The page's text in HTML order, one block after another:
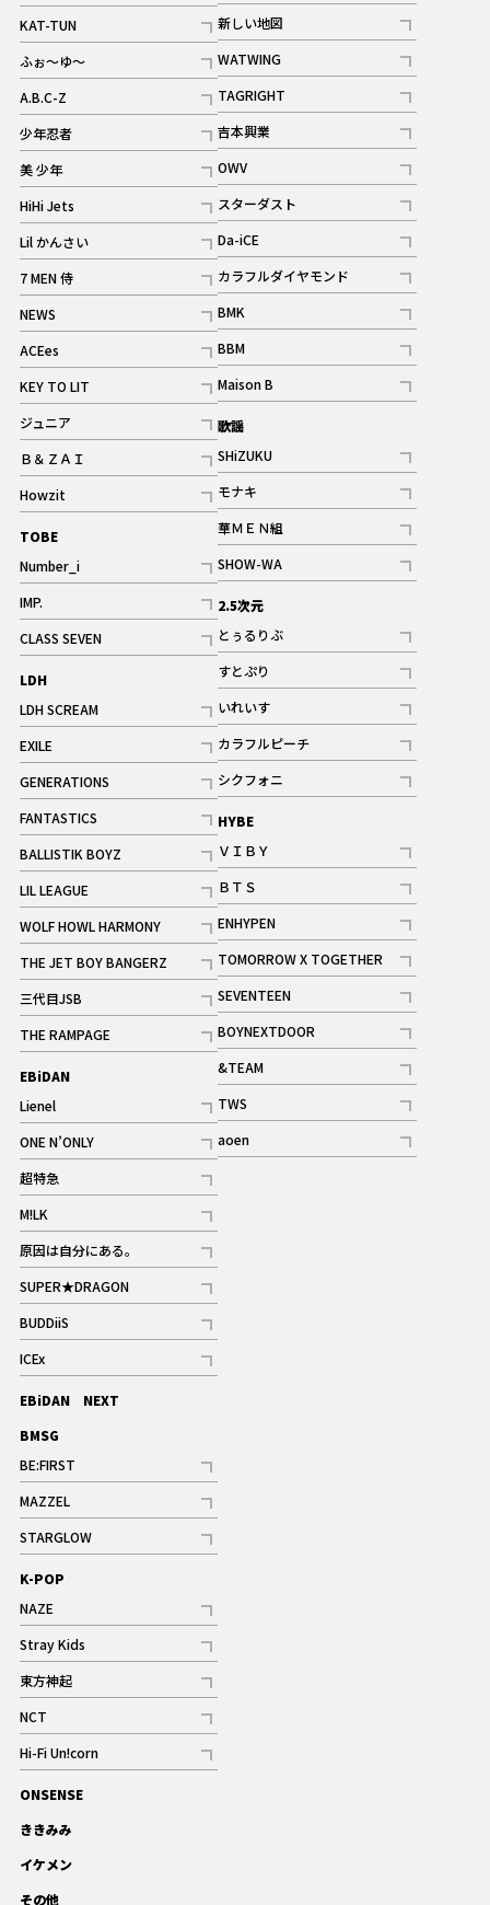
記事
KAT-TUN
記事
ふぉ～ゆ～
記事
A.B.C-Z
記事
ギャラリー
少年忍者
記事
美 少年
記事
HiHi Jets
記事
Lil かんさい
記事
7 MEN 侍
記事
NEWS
記事
ACEes
記事
KEY TO LIT
記事
ジュニア
記事
Ｂ＆ＺＡＩ
記事
Howzit
記事
TOBE
Number_i
記事
IMP.
記事
CLASS SEVEN
記事
LDH
LDH SCREAM
記事
EXILE
記事
GENERATIONS
記事
FANTASTICS
記事
BALLISTIK BOYZ
記事
LIL LEAGUE
記事
WOLF HOWL HARMONY
記事
THE JET BOY BANGERZ
記事
三代目JSB
記事
THE RAMPAGE
記事
ギャラリー
EBiDAN
Lienel
記事
ONE N’ONLY
記事
超特急
記事
M!LK
記事
原因は自分にある。
記事
SUPER★DRAGON
記事
BUDDiiS
記事
ICEx
記事
EBiDAN NEXT
BMSG
BE:FIRST
記事
ギャラリー
MAZZEL
記事
ギャラリー
STARGLOW
記事
記事
新しい地図
記事
WATWING
記事
TAGRIGHT
記事
吉本興業
記事
OWV
記事
ギャラリー
スターダスト
記事
Da-iCE
記事
カラフルダイヤモンド
記事
BMK
記事
BBM
記事
ギャラリー
Maison B
記事
歌謡
SHiZUKU
記事
モナキ
記事
華ＭＥＮ組
記事
SHOW-WA
記事
2.5次元
とぅるりぶ
記事
すとぷり
記事
ギャラリー
いれいす
記事
ギャラリー
カラフルピーチ
記事
シクフォニ
記事
HYBE
ＶＩＢＹ
記事
ＢＴＳ
記事
ENHYPEN
記事
TOMORROW X TOGETHER
記事
ギャラリー
SEVENTEEN
記事
BOYNEXTDOOR
記事
&TEAM
記事
TWS
記事
aoen
記事
K-POP
NAZE
記事
Stray Kids
記事
東方神起
記事
NCT
記事
Hi-Fi Un!corn
記事
ギャラリー
ONSENSE
ききみみ
イケメン
その他